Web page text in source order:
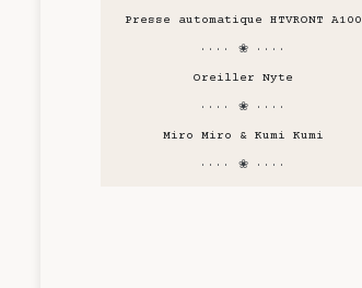
Presse automatique HTVRONT A100
···· ❀ ····
Oreiller Nyte
···· ❀ ····
Miro Miro & Kumi Kumi
···· ❀ ····